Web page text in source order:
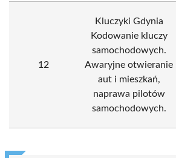
12
Kluczyki Gdynia
Kodowanie kluczy
samochodowych.
Awaryjne otwieranie
aut i mieszkań,
naprawa pilotów
samochodowych.